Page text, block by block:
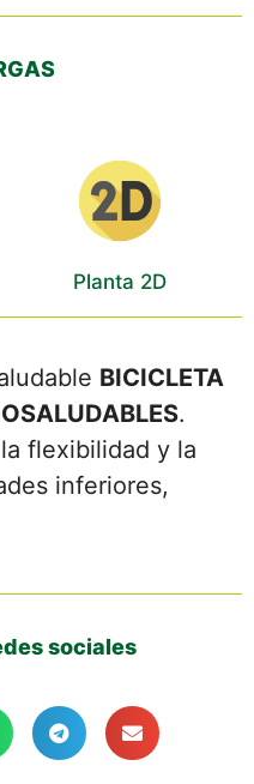
Planta 2D
BICICLETA
.
flexibilidad y la
inferiores,
sociales